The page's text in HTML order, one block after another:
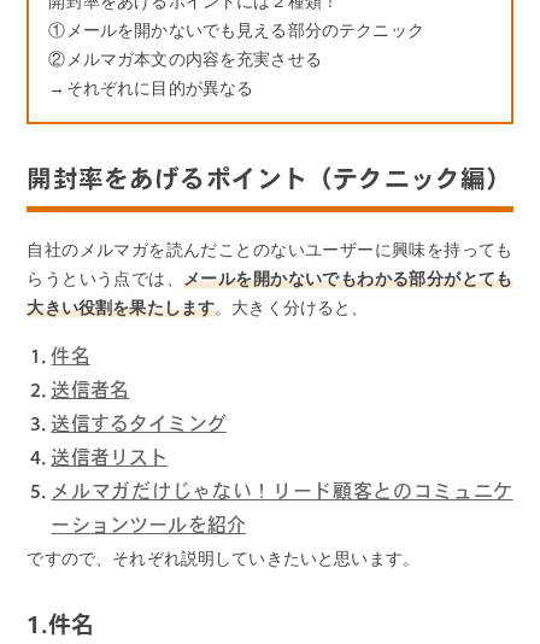
①メールを開かないでも見える部分のテクニック
②メルマガ本文の内容を充実させる
→それぞれに目的が異なる
開封率をあげるポイント（テクニック編）
自社のメルマガを読んだことのないユーザーに興味を持っても
らうという点では、メールを開かないでもわかる部分がとても
大きい役割を果たします。大きく分けると、
件名
送信者名
送信するタイミング
送信者リスト
メルマガだけじゃない！リード顧客とのコミュニケ
ーションツールを紹介
ですので、それぞれ説明していきたいと思います。
1.件名